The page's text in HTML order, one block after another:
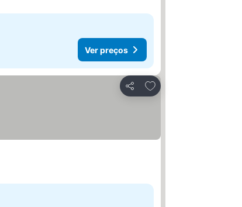
Ver preços
Partilhar
Adicionar aos favoritos